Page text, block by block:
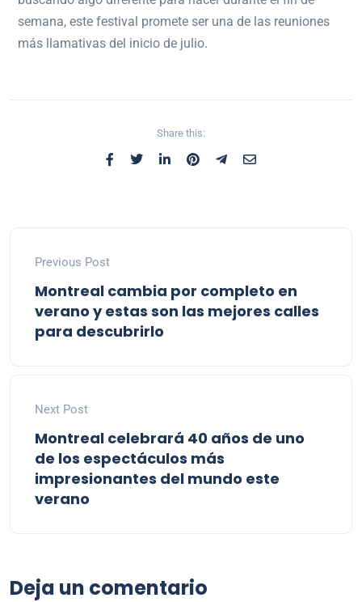
semana, este festival promete ser una de las reuniones
más llamativas del inicio de julio.
Share this:
Previous Post
Montreal cambia por completo en
verano y estas son las mejores calles
para descubrirlo
Next Post
Montreal celebrará 40 años de uno
de los espectáculos más
impresionantes del mundo este
verano
Deja un comentario